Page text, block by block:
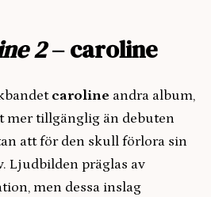
2– caroline
caroline andra album,
mer tillgänglig än debuten
att för den skull förlora sin
Ljudbilden präglas av
men dessa inslag